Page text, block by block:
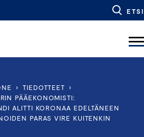
ETSI
› TIEDOTTEET
›
PÄÄEKONOMISTI:
ALITTI KORONAA EDELTÄNEEN
PARAS VIRE KUITENKIN